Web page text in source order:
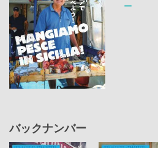
ー
バックナンバー